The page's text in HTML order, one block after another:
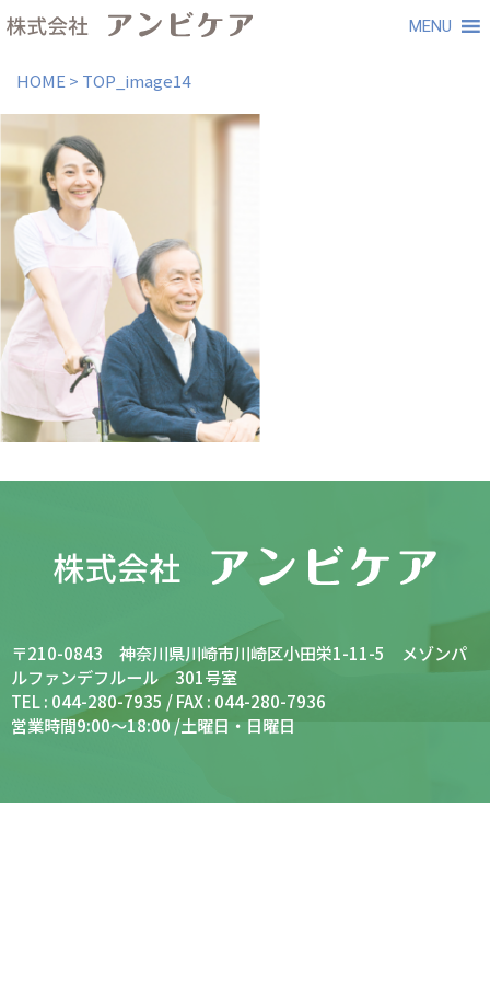
MENU
HOME > TOP_image14
〒210-0843 神奈川県川崎市川崎区小田栄1-11-5 メゾンパ
ルファンデフルール 301号室
TEL : 044-280-7935 / FAX : 044-280-7936
営業時間9:00～18:00 /土曜日・日曜日